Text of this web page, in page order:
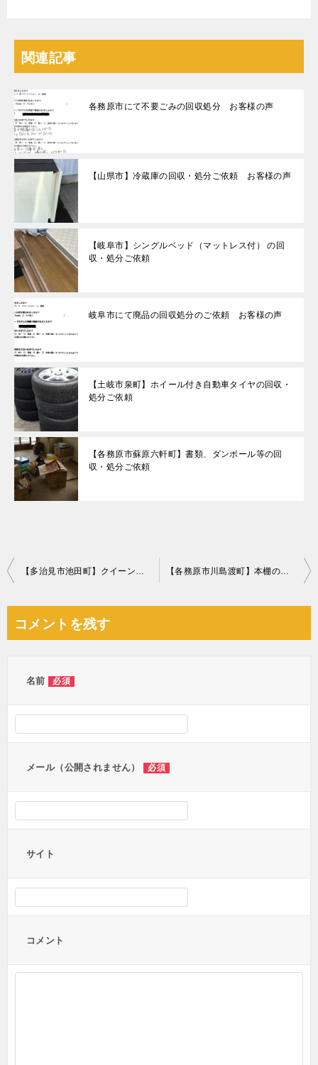
関連記事
各務原市にて不要ごみの回収処分 お客様の声
【山県市】冷蔵庫の回収・処分ご依頼 お客様の声
【岐阜市】シングルベッド（マットレス付） の回
収・処分ご依頼
岐阜市にて廃品の回収処分のご依頼 お客様の声
【土岐市泉町】ホイール付き自動車タイヤの回収・
処分ご依頼
【各務原市蘇原六軒町】書類、ダンボール等の回
収・処分ご依頼
投
ビ
【多治見市池田町】クイーンベッドマットレスの回収・処分ご依頼 【各務原市川島渡町】本棚の回収・処分ご依頼 お客様の声
コメントを残す
名前 必須
メール（公開されません） 必須
サイト
コメント